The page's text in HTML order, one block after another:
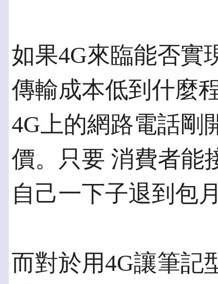
如果4G來臨能否實
傳輸成本低到什麼
4G上的網路電話剛
價。只要 消費者能
自己一下子退到包
而對於用4G讓筆記